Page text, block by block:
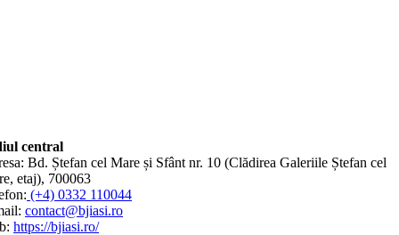
central
Bd. Ștefan cel Mare și Sfânt nr. 10 (Clădirea Galeriile Ștefan cel
etaj), 700063
(+4) 0332 110044
contact@bjiasi.ro
https://bjiasi.ro/